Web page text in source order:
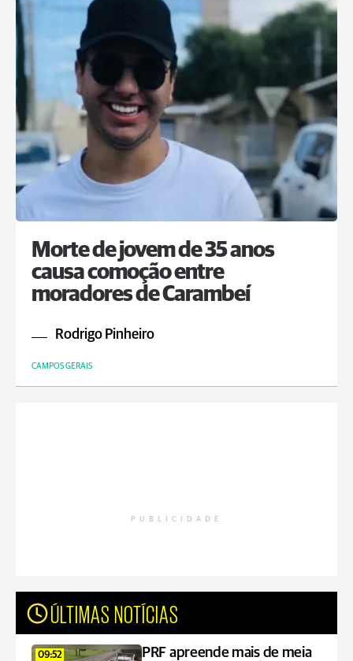
Morte de jovem de 35 anos
causa comoção entre
moradores de Carambeí
Rodrigo Pinheiro
CAMPOS GERAIS
PUBLICIDADE
ÚLTIMAS NOTÍCIAS
09:52
PRF apreende mais de meia